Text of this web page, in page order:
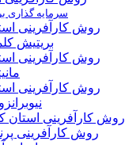
سرمایه گذاری
روش كارآفرينی
بريتيش
روش کارآفرینی
روش کارآفرینی
روش کارآفرینی استان
روش کارآفرینی